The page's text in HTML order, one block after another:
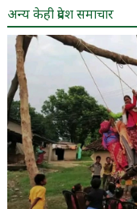
अन्य केही प्रदेश समाचार